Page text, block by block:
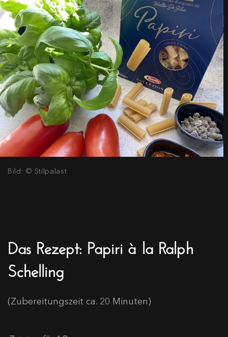
Bild: © Stilpalast
Das Rezept: Papiri à la Ralph
Schelling
(Zubereitungszeit ca. 20 Minuten)